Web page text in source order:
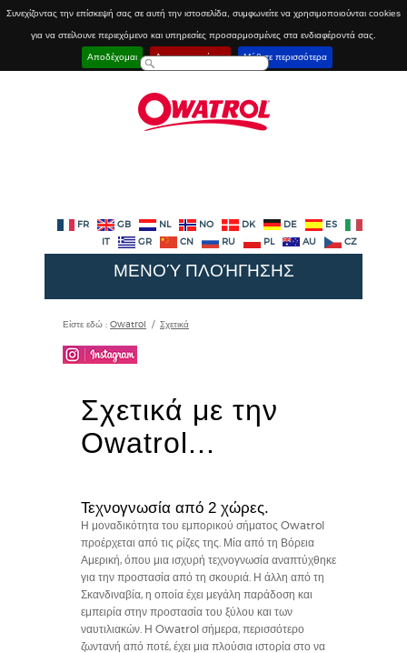
Συνεχίζοντας την επίσκεψή σας σε αυτή την ιστοσελίδα, συμφωνείτε να χρησιμοποιούνται cookies
για να στείλουνε περιεχόμενο και υπηρεσίες προσαρμοσμένες στα ενδιαφέροντά σας.
Αποδέχομαι Απενεργοποίηση Μάθετε περισσότερα
FR GB NL NO DK DE
ES
IT
GR CN RU PL AU CZ
ΜΕΝΟΎ ΠΛΟΉΓΗΣΗΣ
Είστε εδώ : Owatrol / Σχετικά
Σχετικά με την
Owatrol...
Τεχνογνωσία από 2 χώρες.
Η μοναδικότητα του εμπορικού σήματος Owatrol
προέρχεται από τις ρίζες της. Μία από τη Βόρεια
Αμερική, όπου μια ισχυρή τεχνογνωσία αναπτύχθηκε
για την προστασία από τη σκουριά. Η άλλη από τη
Σκανδιναβία, η οποία έχει μεγάλη παράδοση και
εμπειρία στην προστασία του ξύλου και των
ναυτιλιακών. Η Owatrol σήμερα, περισσότερο
ζωντανή από ποτέ, έχει μια πλούσια ιστορία στο να